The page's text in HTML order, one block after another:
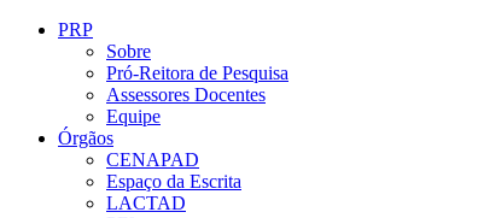
Conteúdo principal
PRP
Sobre
Pró-Reitora de Pesquisa
Assessores Docentes
Equipe
Órgãos
CENAPAD
Espaço da Escrita
LACTAD